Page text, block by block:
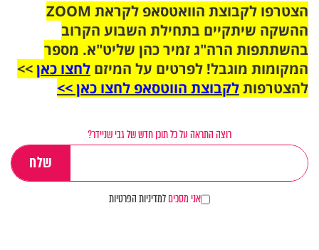
הצטרפו לקבוצת הוואטסאפ לקראת ZOOM
ההשקה שיתקיים בתחילת השבוע הקרוב
בהשתתפות הרה"ג זמיר כהן שליט"א. מספר
המקומות מוגבל! לפרטים על המיזם לחצו כאן>>
להצטרפותלקבוצת הווטסאפ לחצו כאן >>
רוצה התראה על כל תוכן חדש של גבי שניידר?
אני מסכיםלמדיניות הפרטיות